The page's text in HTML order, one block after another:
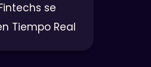
se
Tiempo Real